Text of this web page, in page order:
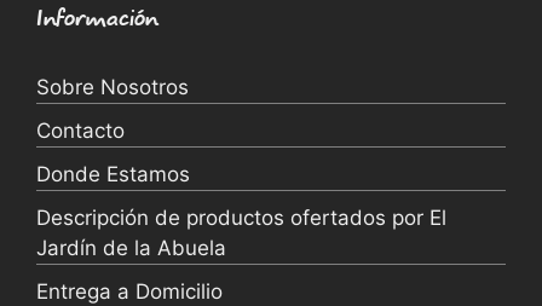
Información
Sobre Nosotros
Contacto
Donde Estamos
Descripción de productos ofertados por El
Jardín de la Abuela
Entrega a Domicilio